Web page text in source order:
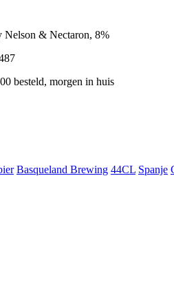
Nelson & Nectaron, 8%
besteld, morgen in huis
Basqueland Brewing 44CL Spanje